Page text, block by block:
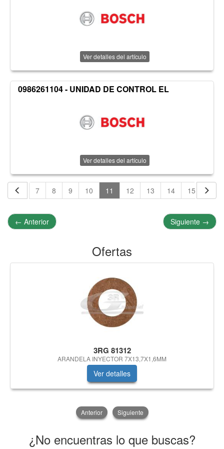
Ver detalles del artículo
0986261104 - UNIDAD DE CONTROL EL
Ver detalles del artículo
6 7 8 9 10 11 12 13 14 15 16
← Anterior Siguiente →
Ofertas
3RG 81312
ARANDELA INYECTOR 7X13,7X1,6MM
Ver detalles
Anterior Siguiente
¿No encuentras lo que buscas?